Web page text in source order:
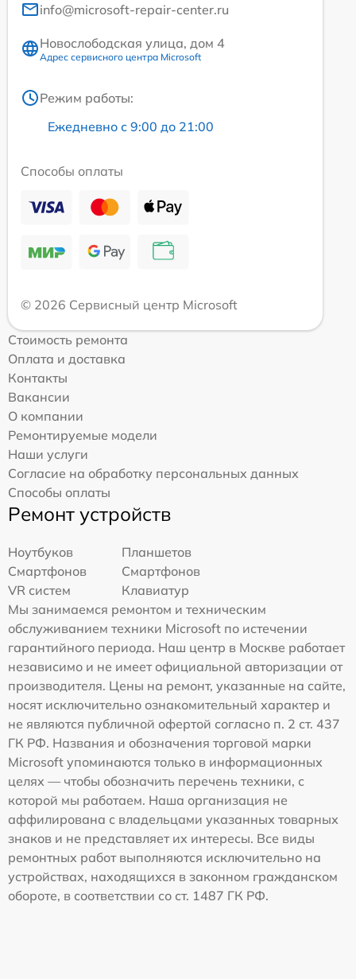
info@microsoft-repair-center.ru
Новослободская улица, дом 4
Адрес сервисного центра Microsoft
Режим работы:
Ежедневно с 9:00 до 21:00
Способы оплаты
© 2026 Сервисный центр Microsoft
Стоимость ремонта
Оплата и доставка
Контакты
Вакансии
О компании
Ремонтируемые модели
Наши услуги
Согласие на обработку персональных данных
Способы оплаты
Ремонт устройств
Ноутбуков
Планшетов
Смартфонов
Смартфонов
VR систем
Клавиатур
Мы занимаемся ремонтом и техническим
обслуживанием техники Microsoft по истечении
гарантийного периода. Наш центр в Москве работает
независимо и не имеет официальной авторизации от
производителя. Цены на ремонт, указанные на сайте,
носят исключительно ознакомительный характер и
не являются публичной офертой согласно п. 2 ст. 437
ГК РФ. Названия и обозначения торговой марки
Microsoft упоминаются только в информационных
целях — чтобы обозначить перечень техники, с
которой мы работаем. Наша организация не
аффилирована с владельцами указанных товарных
знаков и не представляет их интересы. Все виды
ремонтных работ выполняются исключительно на
устройствах, находящихся в законном гражданском
обороте, в соответствии со ст. 1487 ГК РФ.